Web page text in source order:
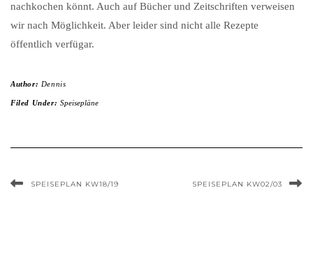
nachkochen könnt. Auch auf Bücher und Zeitschriften verweisen
wir nach Möglichkeit. Aber leider sind nicht alle Rezepte
öffentlich verfügar.
Author: Dennis
Filed Under: Speisepläne
SPEISEPLAN KW18/19 SPEISEPLAN KW02/03